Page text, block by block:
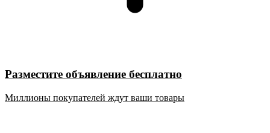
Разместите объявление бесплатно
Миллионы покупателей ждут ваши товары